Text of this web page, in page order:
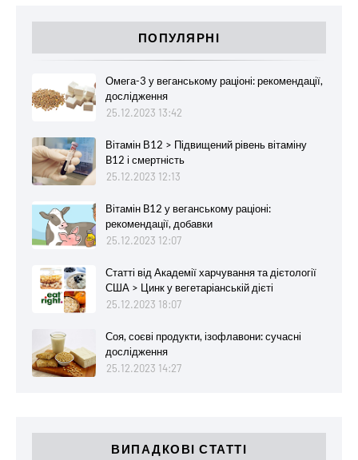
ПОПУЛЯРНІ
Омега-3 у веганському раціоні: рекомендації,
дослідження
25.12.2023 13:42
Вітамін В12 > Підвищений рівень вітаміну
B12 і смертність
25.12.2023 12:13
Вітамін B12 у веганському раціоні:
рекомендації, добавки
25.12.2023 12:07
Статті від Академії харчування та дієтології
США > Цинк у вегетаріанській дієті
25.12.2023 18:07
Соя, соєві продукти, ізофлавони: сучасні
дослідження
25.12.2023 14:27
ВИПАДКОВІ СТАТТІ